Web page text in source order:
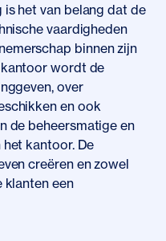
het van belang dat de
vaardigheden
binnen zijn
wordt de
over
en ook
de beheersmatige en
kantoor. De
creëren en zowel
klanten een